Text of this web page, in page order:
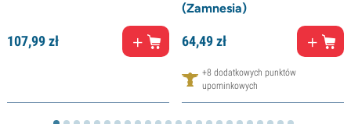
107,99zł
(Zamnesia)
64,49zł
+8 dodatkowych punktów
upominkowych